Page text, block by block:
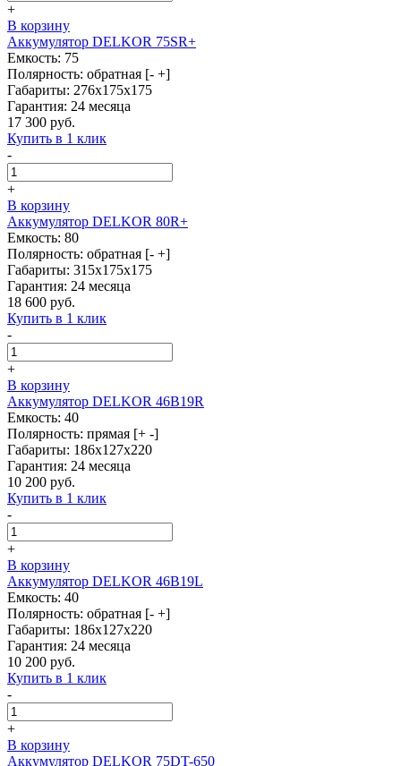
+
В корзину
Аккумулятор DELKOR 75SR+
Емкость: 75
Полярность: обратная [- +]
Габариты: 276x175x175
Гарантия: 24 месяца
17 300 руб.
Купить в 1 клик
-
+
В корзину
Аккумулятор DELKOR 80R+
Емкость: 80
Полярность: обратная [- +]
Габариты: 315x175x175
Гарантия: 24 месяца
18 600 руб.
Купить в 1 клик
-
+
В корзину
Аккумулятор DELKOR 46B19R
Емкость: 40
Полярность: прямая [+ -]
Габариты: 186x127x220
Гарантия: 24 месяца
10 200 руб.
Купить в 1 клик
-
+
В корзину
Аккумулятор DELKOR 46B19L
Емкость: 40
Полярность: обратная [- +]
Габариты: 186x127x220
Гарантия: 24 месяца
10 200 руб.
Купить в 1 клик
-
+
В корзину
Аккумулятор DELKOR 75DT-650